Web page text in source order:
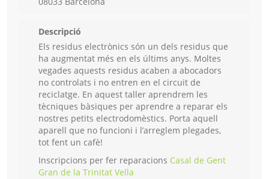
Descripció
Els residus electrònics són un dels residus que
ha augmentat més en els últims anys. Moltes
vegades aquests residus acaben a abocadors
no controlats i no entren en el circuit de
reciclatge. En aquest taller aprendrem les
tècniques bàsiques per aprendre a reparar els
nostres petits electrodomèstics. Porta aquell
aparell que no funcioni i l’arreglem plegades,
tot fent un cafè!
Inscripcions per fer reparacions Casal de Gent
Gran de la Trinitat Vella